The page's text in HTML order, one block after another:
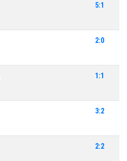
5:1
2:0
1:1
3:2
2:2